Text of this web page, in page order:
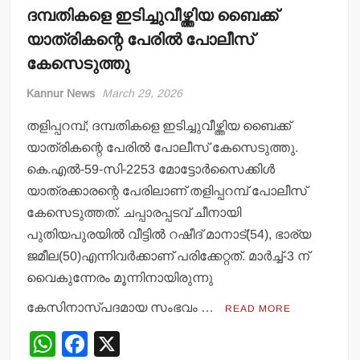
ദമ്പതികളെ ഇടിച്ചുവീഴ്ത്തിയ ബൈക്ക്
യാത്രികന്റെ പേരില്‍ പോലീസ്
കേസെടുത്തു
Kannur News March 29, 2026
തളിപ്പറമ്പ്; ദമ്പതികളെ ഇടിച്ചുവീഴ്ത്തിയ ബൈക്ക്
യാത്രികന്റെ പേരില്‍ പോലീസ് കേസെടുത്തു.
കെ.എല്‍-59-സി-2253 മോട്ടോര്‍സൈക്കിള്‍
യാത്രക്കാരന്റെ പേരിലാണ് തളിപ്പറമ്പ് പോലീസ്
കേസെടുത്തത്. ചപ്പാരപ്പടവ് ചീനായി
പുതിയപുരയില്‍ വീട്ടില്‍ റഷീദ് മാനാട്(54), ഭാര്യ
ജമീല(50)എന്നിവര്‍ക്കാണ് പരിക്കേറ്റത്. മാര്‍ച്ച്-3 ന്
വൈകുന്നേരം മൂന്നിനായിരുന്നു
കേസിനാസ്പദമായ സംഭവം … READ MORE
W
F